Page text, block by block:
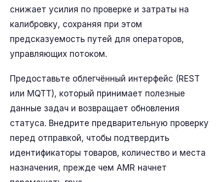
снижает усилия по проверке и затраты на
калибровку, сохраняя при этом
предсказуемость путей для операторов,
управляющих потоком.
Предоставьте облегчённый интерфейс (REST
или MQTT), который принимает полезные
данные задач и возвращает обновления
статуса. Внедрите предварительную проверку
перед отправкой, чтобы подтвердить
идентификаторы товаров, количество и места
назначения, прежде чем AMR начнет